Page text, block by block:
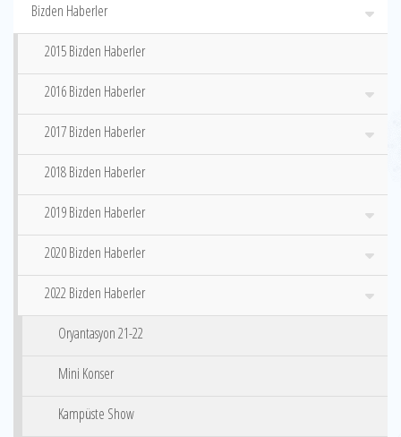
Bizden Haberler
2015 Bizden Haberler
2016 Bizden Haberler
2017 Bizden Haberler
2018 Bizden Haberler
2019 Bizden Haberler
2020 Bizden Haberler
2022 Bizden Haberler
Oryantasyon 21-22
Mini Konser
Kampüste Show